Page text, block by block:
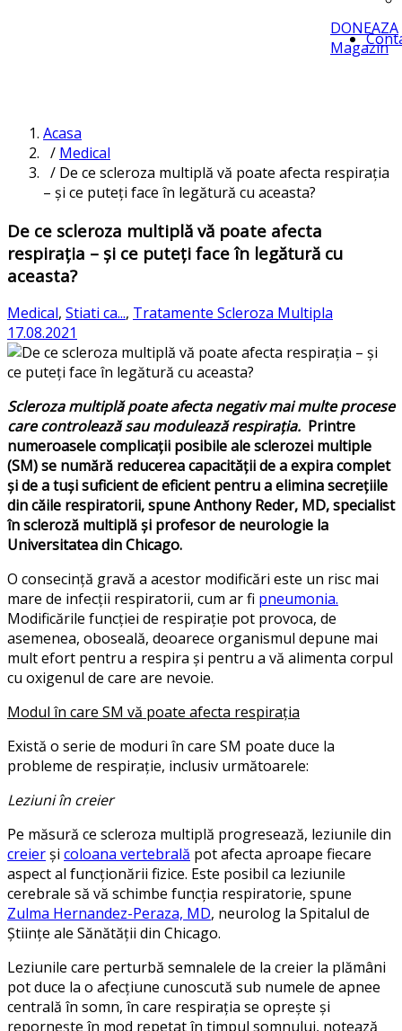
DONEAZA
Magazin
Acasa
/ Medical
/ De ce scleroza multiplă vă poate afecta respirația
– și ce puteți face în legătură cu aceasta?
De ce scleroza multiplă vă poate afecta
respirația – și ce puteți face în legătură cu
aceasta?
Medical, Stiati ca..., Tratamente Scleroza Multipla
17.08.2021
Scleroza multiplă poate afecta negativ mai multe procese
care controlează sau modulează respirația. Printre
numeroasele complicații posibile ale sclerozei multiple
(SM) se numără reducerea capacității de a expira complet
și de a tuși suficient de eficient pentru a elimina secrețiile
din căile respiratorii, spune Anthony Reder, MD, specialist
în scleroză multiplă și profesor de neurologie la
Universitatea din Chicago.
O consecință gravă a acestor modificări este un risc mai
mare de infecții respiratorii, cum ar fi pneumonia.
Modificările funcției de respirație pot provoca, de
asemenea, oboseală, deoarece organismul depune mai
mult efort pentru a respira și pentru a vă alimenta corpul
cu oxigenul de care are nevoie.
Modul în care SM vă poate afecta respirația
Există o serie de moduri în care SM poate duce la
probleme de respirație, inclusiv următoarele:
Leziuni în creier
Pe măsură ce scleroza multiplă progresează, leziunile din
creierși coloana vertebrală pot afecta aproape fiecare
aspect al funcționării fizice. Este posibil ca leziunile
cerebrale să vă schimbe funcția respiratorie, spune
Zulma Hernandez-Peraza, MD, neurolog la Spitalul de
Științe ale Sănătății din Chicago.
Leziunile care perturbă semnalele de la creier la plămâni
pot duce la o afecțiune cunoscută sub numele de apnee
centrală în somn, în care respirația se oprește și
repornește în mod repetat în timpul somnului, notează